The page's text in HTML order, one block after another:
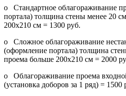
o Стандартное облагораживание
портала) толщина стены менее 20
200х210 см = 1300 руб.
o Сложное облагораживание
(оформление портала) толщина
проема больше 200х210 см = 2000
o Облагораживание проема
(установка доборов за 1 ряд) = 1500